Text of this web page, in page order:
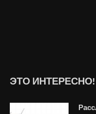
ЭТО ИНТЕРЕСНО!